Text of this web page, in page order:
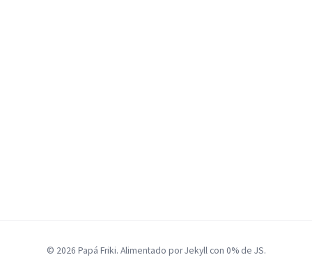
© 2026 Papá Friki. Alimentado por Jekyll con 0% de JS.